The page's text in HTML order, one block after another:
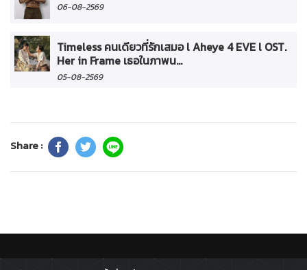
06-08-2569
Timeless คนเดียวที่รักเสมอ l Aheye 4 EVE l OST.
Her in Frame เธอในภาพน...
05-08-2569
Share :